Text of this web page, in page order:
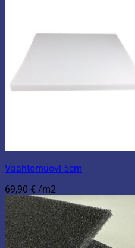
Vaahtomuovi 5cm
69,90 € /m2